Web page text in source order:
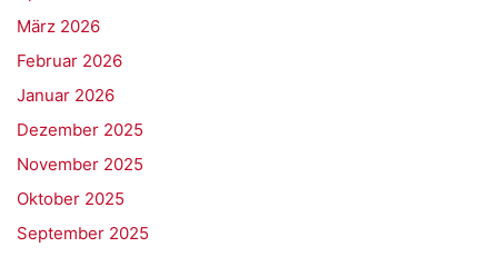
März 2026
Februar 2026
Januar 2026
Dezember 2025
November 2025
Oktober 2025
September 2025